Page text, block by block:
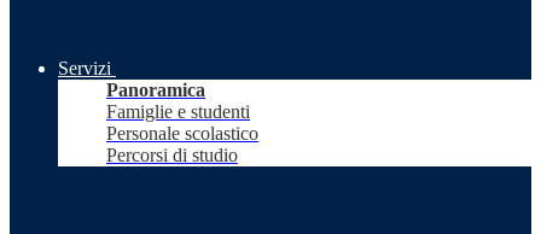
Servizi
Panoramica
Famiglie e studenti
Personale scolastico
Percorsi di studio